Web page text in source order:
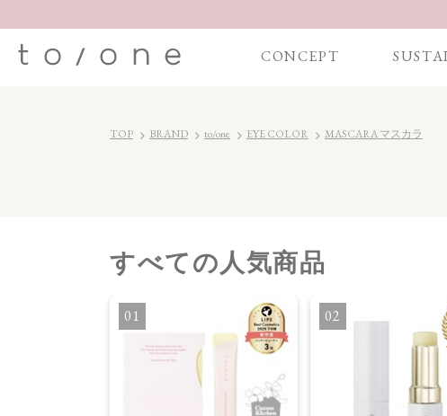
CONCEPT
TOP BRAND to/one EYE COLOR MASCARA マスカラ
すべての人気商品
1 2